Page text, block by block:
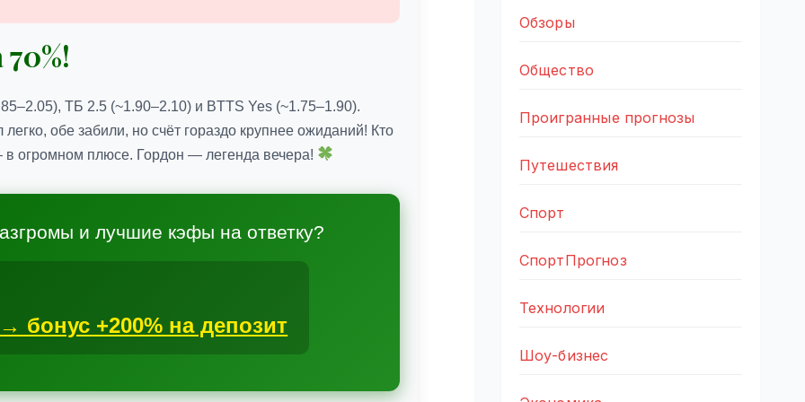
ТБ 2.5 (~1.90–2.10) и BTTS Yes (~1.75–1.90).
обе забили, но счёт гораздо крупнее ожиданий! Кто
в огромном плюсе. Гордон — легенда вечера!
и лучшие кэфы на ответку?
бонус +200% на депозит
Обзоры
Общество
Проигранные прогнозы
Путешествия
Спорт
СпортПрогноз
Технологии
Шоу-бизнес